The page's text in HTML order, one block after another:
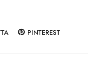
PINTEREST